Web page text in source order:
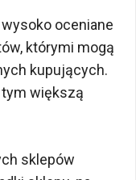
oceniane
którymi mogą
kupujących.
większą
sklepów